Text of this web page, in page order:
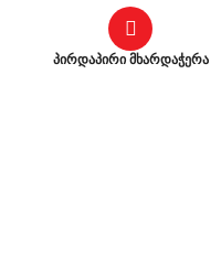
პირდაპირი მხარდაჭერა